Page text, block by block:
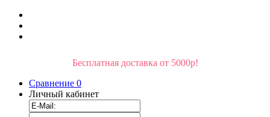
Бесплатная доставка от 5000р!
Сравнение 0
Личный кабинет